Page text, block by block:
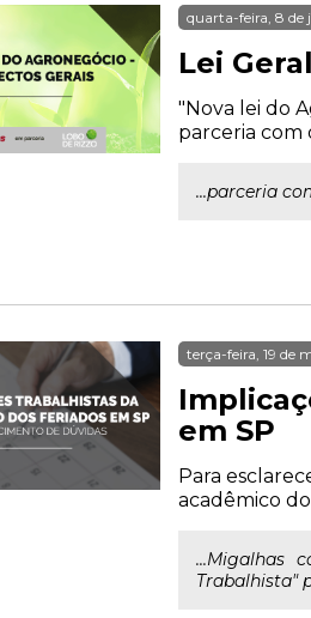
quarta-feira, 8 de
Lei
"Nova lei do
parceria com
...parceria
terça-feira, 19 de
em SP
Para
acadêmico
...Migalhas
Trabalhista"